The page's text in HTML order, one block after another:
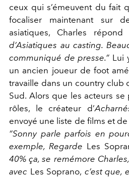
ceux qui s’émeuvent du fait
focaliser maintenant sur
asiatiques, Charles
d’Asiatiques au casting.
communiqué de presse.” Lui
un ancien joueur de foot
travaille dans un country club
Sud. Alors que les acteurs
rôles, le créateur d’
envoyé une liste de films et
“Sonny parle parfois en
exemple, Regarde Les
40% ça, se remémore
avec Les Soprano, c’est que,